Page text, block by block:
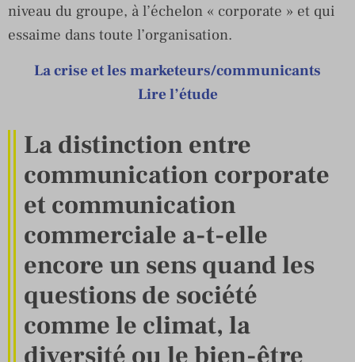
niveau du groupe, à l’échelon « corporate » et qui
essaime dans toute l’organisation.
La crise et les marketeurs/communicants
Lire l’étude
La distinction entre
communication corporate
et communication
commerciale a-t-elle
encore un sens quand les
questions de société
comme le climat, la